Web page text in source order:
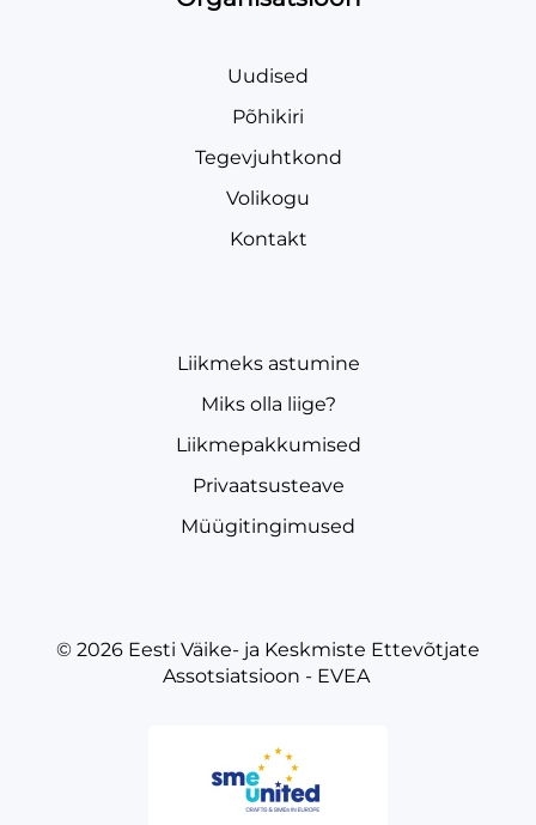
Uudised
Põhikiri
Tegevjuhtkond
Volikogu
Kontakt
Liikmeks astumine
Miks olla liige?
Liikmepakkumised
Privaatsusteave
Müügitingimused
© 2026 Eesti Väike- ja Keskmiste Ettevõtjate
Assotsiatsioon - EVEA